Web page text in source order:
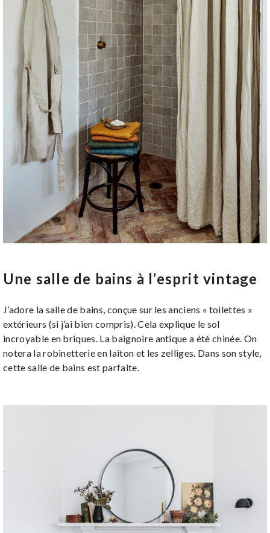
Une salle de bains à l’esprit vintage
J’adore la salle de bains, conçue sur les anciens « toilettes »
extérieurs (si j’ai bien compris). Cela explique le sol
incroyable en briques. La baignoire antique a été chinée. On
notera la robinetterie en laiton et les zelliges. Dans son style,
cette salle de bains est parfaite.